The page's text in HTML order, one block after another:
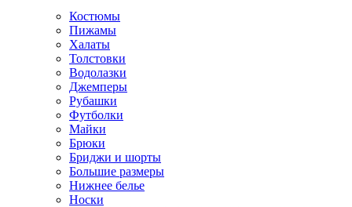
Костюмы
Пижамы
Халаты
Толстовки
Водолазки
Джемперы
Рубашки
Футболки
Майки
Брюки
Бриджи и шорты
Большие размеры
Нижнее белье
Носки